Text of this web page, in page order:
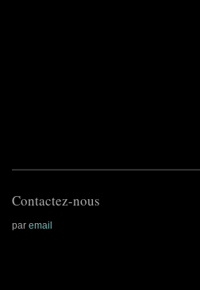
Contactez-nous
par email